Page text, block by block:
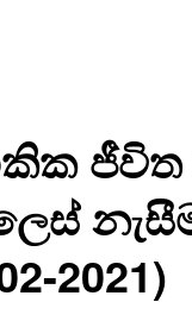
ජීවිත
2021)